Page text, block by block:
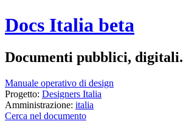
Docs Italia beta
Documenti pubblici, digitali.
Manuale operativo di design
Progetto: Designers Italia
Amministrazione: italia
Cerca nel documento